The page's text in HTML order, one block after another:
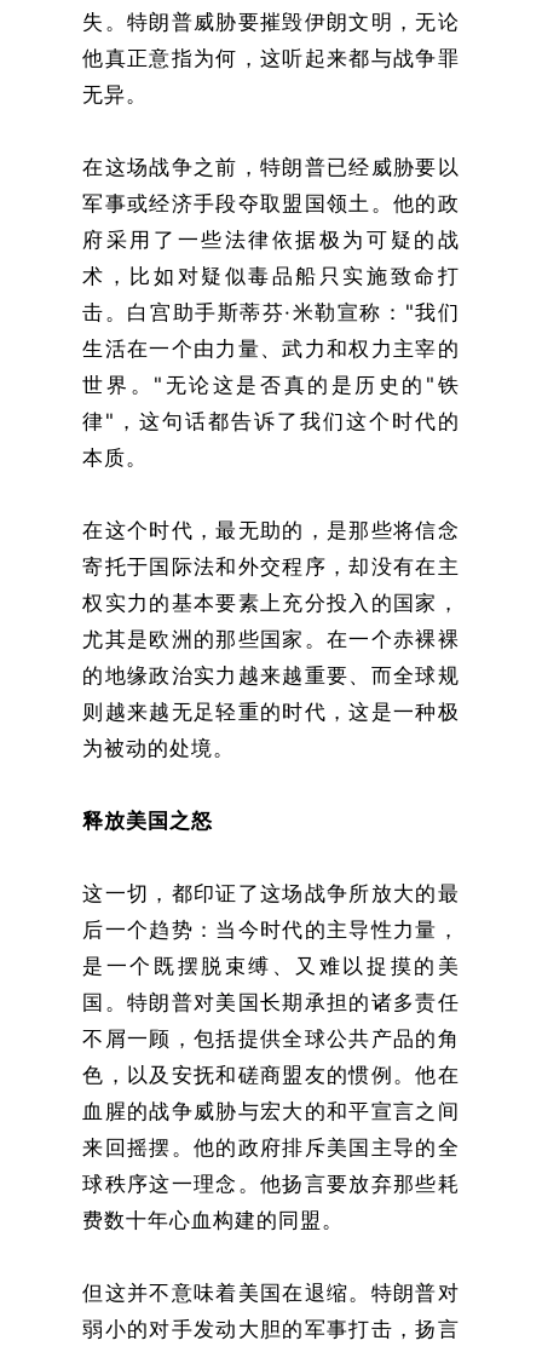
失。特朗普威胁要摧毁伊朗文明，无论
他真正意指为何，这听起来都与战争罪
无异。
在这场战争之前，特朗普已经威胁要以
军事或经济手段夺取盟国领土。他的政
府采用了一些法律依据极为可疑的战
术，比如对疑似毒品船只实施致命打
击。白宫助手斯蒂芬·米勒宣称："我们
生活在一个由力量、武力和权力主宰的
世界。"无论这是否真的是历史的"铁
律"，这句话都告诉了我们这个时代的
本质。
在这个时代，最无助的，是那些将信念
寄托于国际法和外交程序，却没有在主
权实力的基本要素上充分投入的国家，
尤其是欧洲的那些国家。在一个赤裸裸
的地缘政治实力越来越重要、而全球规
则越来越无足轻重的时代，这是一种极
为被动的处境。
释放美国之怒
这一切，都印证了这场战争所放大的最
后一个趋势：当今时代的主导性力量，
是一个既摆脱束缚、又难以捉摸的美
国。特朗普对美国长期承担的诸多责任
不屑一顾，包括提供全球公共产品的角
色，以及安抚和磋商盟友的惯例。他在
血腥的战争威胁与宏大的和平宣言之间
来回摇摆。他的政府排斥美国主导的全
球秩序这一理念。他扬言要放弃那些耗
费数十年心血构建的同盟。
但这并不意味着美国在退缩。特朗普对
弱小的对手发动大胆的军事打击，扬言